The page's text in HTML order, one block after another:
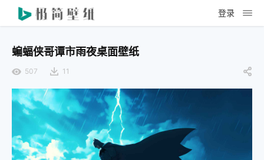
登录
蝙蝠侠哥谭市雨夜桌面壁纸
507 11